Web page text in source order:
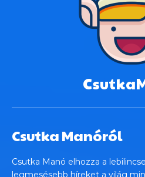
Csutka Manóról
Csutka Manó elhozza a
legmesésebb híreket a világ